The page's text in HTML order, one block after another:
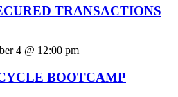
TRANSACTIONS
4 @ 12:00 pm
BOOTCAMP